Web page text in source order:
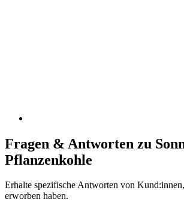
Fragen & Antworten zu
Pflanzenkohle
Erhalte spezifische Antworten von
erworben haben.